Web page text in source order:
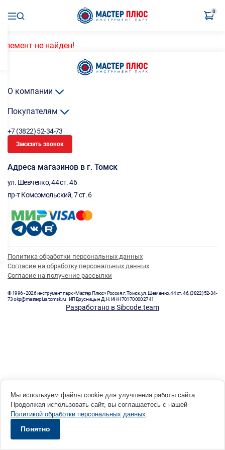
0
Элемент не найден!
О компании
Покупателям
+7 (3822) 52-34-73
Заказать звонок
Адреса магазинов в г. Томск
ул. Шевченко, 44 ст. 46
пр-т Комсомольский, 7 ст. 6
Политика обработки персональных данных
Согласие на обработку персональных данных
Согласие на получение рассылки
© 1996 - 2026 инструмент парк «Мастер Плюс» Россия, г. Томск, ул. Шевченко, 44 ст. 46, (3822) 52-34-
73 okp@masterplus.tomsk.ru ИП Брусницын Д.Н. ИНН 701700002741
Разработано в Sibcode.team
Мы используем файлы cookie для улучшения работы сайта.
Продолжая использовать сайт, вы соглашаетесь с нашей
Политикой обработки персональных данных.
Понятно